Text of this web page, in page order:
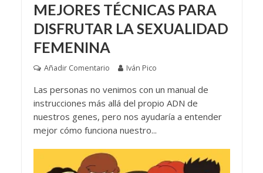
MEJORES TÉCNICAS PARA
DISFRUTAR LA SEXUALIDAD
FEMENINA
Añadir Comentario Iván Pico
Las personas no venimos con un manual de
instrucciones más allá del propio ADN de
nuestros genes, pero nos ayudaría a entender
mejor cómo funciona nuestro...